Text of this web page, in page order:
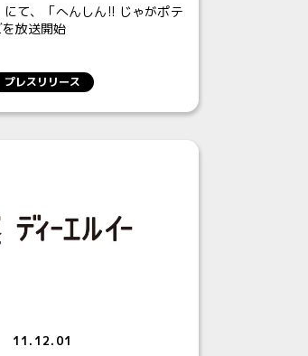
にて、「へんしん!! じゃがポテ
放送開始
プレスリリース
11.12.01